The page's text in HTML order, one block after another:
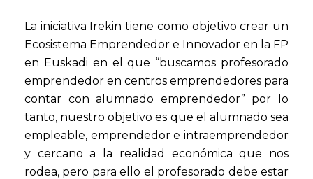
La iniciativa Irekin tiene como objetivo crear un
Ecosistema Emprendedor e Innovador en la FP
en Euskadi en el que “buscamos profesorado
emprendedor en centros emprendedores para
contar con alumnado emprendedor” por lo
tanto, nuestro objetivo es que el alumnado sea
empleable, emprendedor e intraemprendedor
y cercano a la realidad económica que nos
rodea, pero para ello el profesorado debe estar